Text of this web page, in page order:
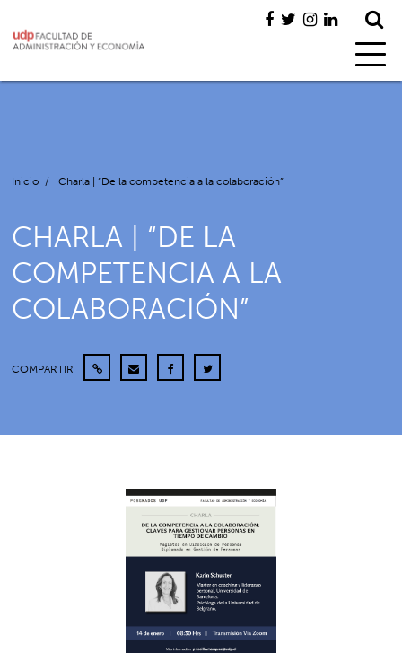
Inicio / Charla | “De la competencia a la colaboración”
CHARLA | “DE LA
COMPETENCIA A LA
COLABORACIÓN”
COMPARTIR